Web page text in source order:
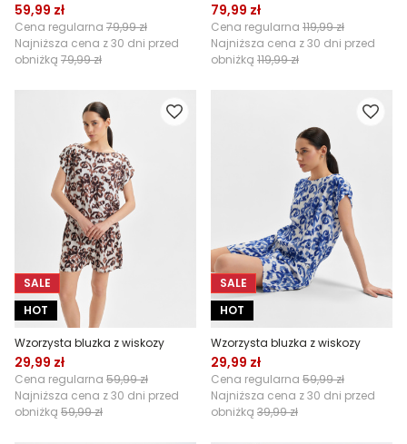
59,99 zł
Cena regularna 79,99 zł
Najniższa cena z 30 dni przed
obniżką 79,99 zł
79,99 zł
Cena regularna 119,99 zł
Najniższa cena z 30 dni przed
obniżką 119,99 zł
SALE
HOT
Wzorzysta bluzka z wiskozy
29,99 zł
Cena regularna 59,99 zł
Najniższa cena z 30 dni przed
obniżką 59,99 zł
SALE
HOT
Wzorzysta bluzka z wiskozy
29,99 zł
Cena regularna 59,99 zł
Najniższa cena z 30 dni przed
obniżką 39,99 zł